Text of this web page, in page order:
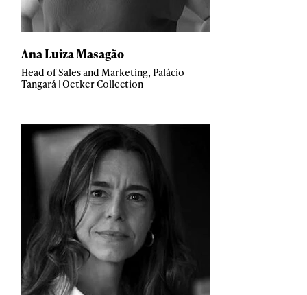
Ana Luiza Masagão
Head of Sales and Marketing, Palácio
Tangará | Oetker Collection